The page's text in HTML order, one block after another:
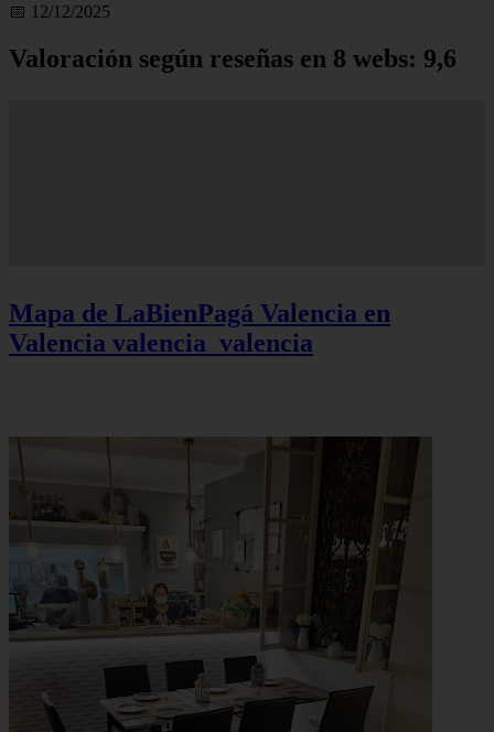
📅 12/12/2025
Valoración según reseñas en 8 webs: 9,6
Mapa de LaBienPagá Valencia en
Valencia valencia_valencia